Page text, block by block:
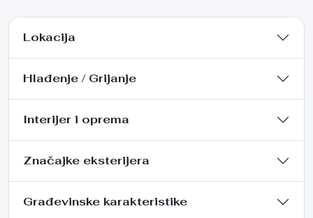
Lokacija
Hlađenje / Grijanje
Interijer i oprema
Značajke eksterijera
Građevinske karakteristike